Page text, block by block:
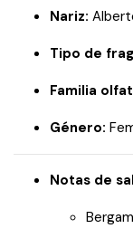
Nariz:
Tipo de
Familia
Género:
Notas de